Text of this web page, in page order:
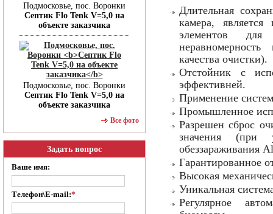
Подмосковье, пос. Воронки
Септик Flo Tenk V=5,0 на
объекте заказчика
Подмосковье, пос. Воронки
Септик Flo Tenk V=5,0 на
объекте заказчика
Все фото
Задать вопрос
Ваше имя:
Телефон\E-mail:*
Длительная
камера, является
элементов для
качества очистки).
Отстойник с
эффективней.
Применение
Промышленное
Разрешен сброс
значения (при
обеззараживания
Гарантированное
Высокая
Уникальная
Регулярное